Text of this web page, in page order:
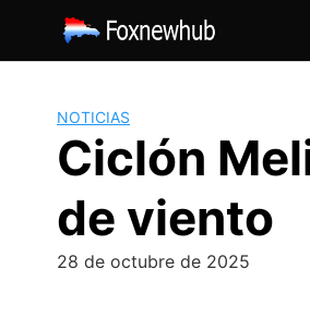
contenido
NOTICIAS
Ciclón
de viento
28 de octubre de 2025